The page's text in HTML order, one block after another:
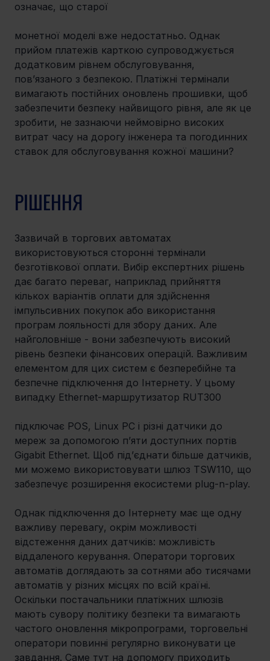
означає, що старої
монетної моделі вже недостатньо. Однак
прийом платежів карткою супроводжується
додатковим рівнем обслуговування,
пов’язаного з безпекою. Платіжні термінали
вимагають постійних оновлень прошивки, щоб
забезпечити безпеку найвищого рівня, але як це
зробити, не зазнаючи неймовірно високих
витрат часу на дорогу інженера та погодинних
ставок для обслуговування кожної машини?
РІШЕННЯ
Зазвичай в торгових автоматах
використовуються сторонні термінали
безготівкової оплати. Вибір експертних рішень
дає багато переваг, наприклад прийняття
кількох варіантів оплати для здійснення
імпульсивних покупок або використання
програм лояльності для збору даних. Але
найголовніше - вони забезпечують високий
рівень безпеки фінансових операцій. Важливим
елементом для цих систем є безперебійне та
безпечне підключення до Інтернету. У цьому
випадку Ethernet-маршрутизатор RUT300
підключає POS, Linux PC і різні датчики до
мереж за допомогою п’яти доступних портів
Gigabit Ethernet. Щоб під’єднати більше датчиків,
ми можемо використовувати шлюз TSW110, що
забезпечує розширення екосистеми plug-n-play.
Однак підключення до Інтернету має ще одну
важливу перевагу, окрім можливості
відстеження даних датчиків: можливість
віддаленого керування. Оператори торгових
автоматів доглядають за сотнями або тисячами
автоматів у різних місцях по всій країні.
Оскільки постачальники платіжних шлюзів
мають сувору політику безпеки та вимагають
частого оновлення мікропрограми, торговельні
оператори повинні регулярно виконувати це
завдання. Саме тут на допомогу приходить